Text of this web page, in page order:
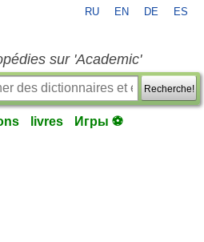
RU EN DE ES
sur 'Academic'
Recherche!
livres Игры ⚽